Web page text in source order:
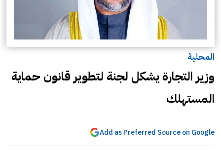
المحلية
وزير التجارة يشكل لجنة لتطوير قانون حماية
المستهلك
Add as Preferred Source on Google